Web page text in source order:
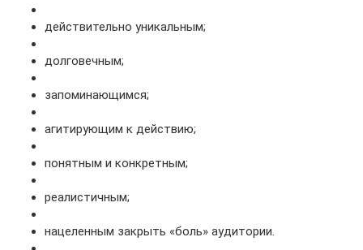
действительно уникальным;
долговечным;
запоминающимся;
агитирующим к действию;
понятным и конкретным;
реалистичным;
нацеленным закрыть «боль» аудитории.